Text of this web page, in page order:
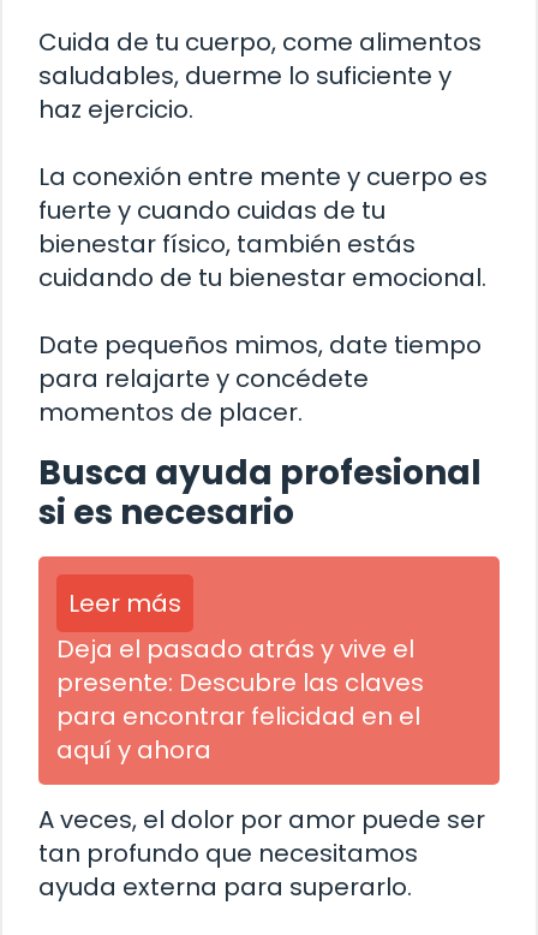
Cuida de tu cuerpo, come alimentos
saludables, duerme lo suficiente y
haz ejercicio.
La conexión entre mente y cuerpo es
fuerte y cuando cuidas de tu
bienestar físico, también estás
cuidando de tu bienestar emocional.
Date pequeños mimos, date tiempo
para relajarte y concédete
momentos de placer.
Busca ayuda profesional
si es necesario
Leer más
Deja el pasado atrás y vive el
presente: Descubre las claves
para encontrar felicidad en el
aquí y ahora
A veces, el dolor por amor puede ser
tan profundo que necesitamos
ayuda externa para superarlo.